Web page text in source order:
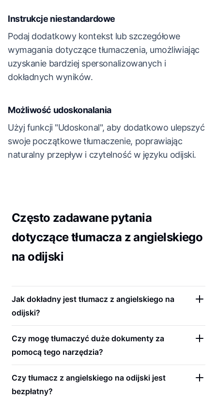
Instrukcje niestandardowe
Podaj dodatkowy kontekst lub szczegółowe
wymagania dotyczące tłumaczenia, umożliwiając
uzyskanie bardziej spersonalizowanych i
dokładnych wyników.
Możliwość udoskonalania
Użyj funkcji "Udoskonal", aby dodatkowo ulepszyć
swoje początkowe tłumaczenie, poprawiając
naturalny przepływ i czytelność w języku odijski.
Często zadawane pytania
dotyczące tłumacza z angielskiego
na odijski
Jak dokładny jest tłumacz z angielskiego na
odijski?
Czy mogę tłumaczyć duże dokumenty za
pomocą tego narzędzia?
Czy tłumacz z angielskiego na odijski jest
bezpłatny?